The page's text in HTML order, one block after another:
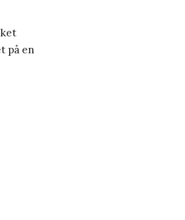
på en